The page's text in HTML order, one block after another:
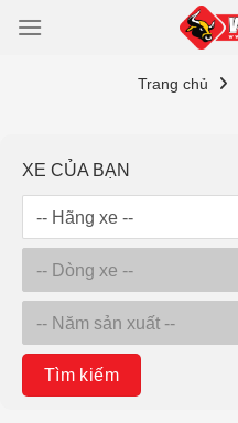
qua
Trang chủ
XE CỦA BẠN
Tìm kiếm